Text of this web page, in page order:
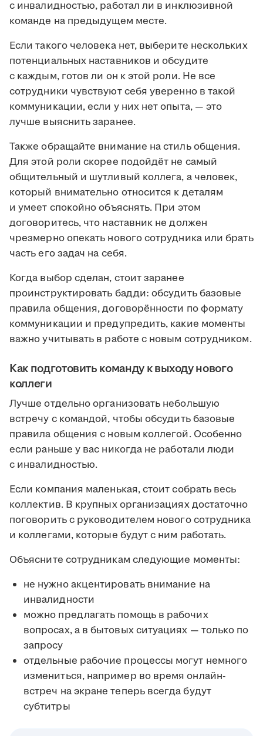
с инвалидностью, работал ли в инклюзивной
команде на предыдущем месте.
Если такого человека нет, выберите нескольких
потенциальных наставников и обсудите
с каждым, готов ли он к этой роли. Не все
сотрудники чувствуют себя уверенно в такой
коммуникации, если у них нет опыта, — это
лучше выяснить заранее.
Также обращайте внимание на стиль общения.
Для этой роли скорее подойдёт не самый
общительный и шутливый коллега, а человек,
который внимательно относится к деталям
и умеет спокойно объяснять. При этом
договоритесь, что наставник не должен
чрезмерно опекать нового сотрудника или брать
часть его задач на себя.
Когда выбор сделан, стоит заранее
проинструктировать бадди: обсудить базовые
правила общения, договорённости по формату
коммуникации и предупредить, какие моменты
важно учитывать в работе с новым сотрудником.
Как подготовить команду к выходу нового
коллеги
Лучше отдельно организовать небольшую
встречу с командой, чтобы обсудить базовые
правила общения с новым коллегой. Особенно
если раньше у вас никогда не работали люди
с инвалидностью.
Если компания маленькая, стоит собрать весь
коллектив. В крупных организациях достаточно
поговорить с руководителем нового сотрудника
и коллегами, которые будут с ним работать.
Объясните сотрудникам следующие моменты:
не нужно акцентировать внимание на
инвалидности
можно предлагать помощь в рабочих
вопросах, а в бытовых ситуациях — только по
запросу
отдельные рабочие процессы могут немного
измениться, например во время онлайн-
встреч на экране теперь всегда будут
субтитры